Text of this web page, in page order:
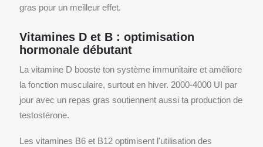
gras pour un meilleur effet.
Vitamines D et B : optimisation
hormonale débutant
La vitamine D booste ton système immunitaire et améliore
la fonction musculaire, surtout en hiver. 2000-4000 UI par
jour avec un repas gras soutiennent aussi ta production de
testostérone.
Les vitamines B6 et B12 optimisent l'utilisation des